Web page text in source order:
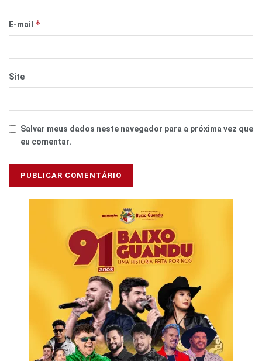
E-mail *
Site
Salvar meus dados neste navegador para a próxima vez que
eu comentar.